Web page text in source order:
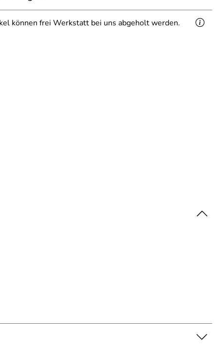
können frei Werkstatt bei uns abgeholt werden.